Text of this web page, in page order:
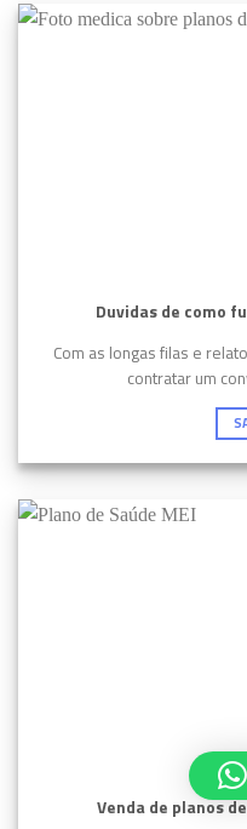
Duvidas de como
Com as longas filas e
contratar um
Venda de planos